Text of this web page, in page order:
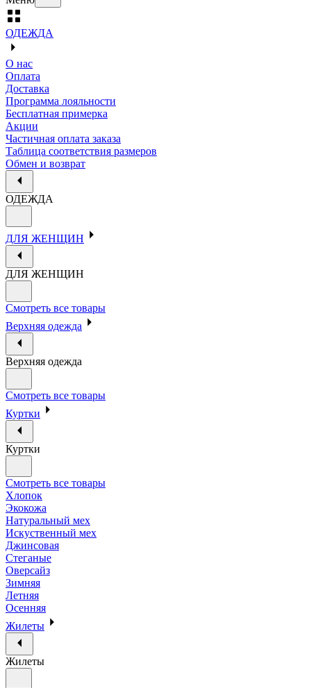
ОДЕЖДА
О нас
Оплата
Доставка
Программа лояльности
Бесплатная примерка
Акции
Частичная оплата заказа
Таблица соответствия размеров
Обмен и возврат
ОДЕЖДА
ДЛЯ ЖЕНЩИН
ДЛЯ ЖЕНЩИН
Смотреть все товары
Верхняя одежда
Верхняя одежда
Смотреть все товары
Куртки
Куртки
Смотреть все товары
Хлопок
Экокожа
Натуральный мех
Искуственный мех
Джинсовая
Стеганые
Оверсайз
Зимняя
Летняя
Осенняя
Жилеты
Жилеты